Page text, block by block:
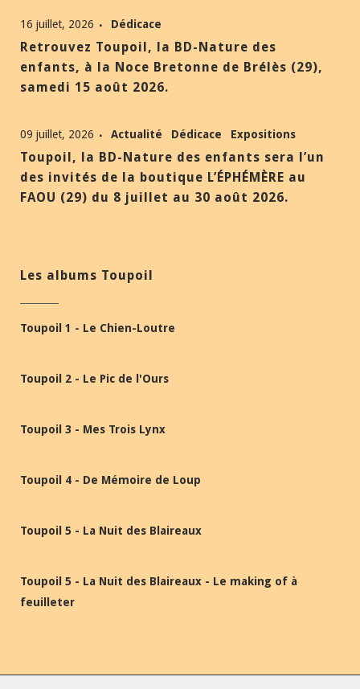
16 juillet, 2026 Dédicace
Retrouvez Toupoil, la BD-Nature des
enfants, à la Noce Bretonne de Brélès (29),
samedi 15 août 2026.
09 juillet, 2026 Actualité Dédicace Expositions
Toupoil, la BD-Nature des enfants sera l’un
des invités de la boutique L’ÉPHÉMÈRE au
FAOU (29) du 8 juillet au 30 août 2026.
Les albums Toupoil
Toupoil 1 - Le Chien-Loutre
Toupoil 2 - Le Pic de l'Ours
Toupoil 3 - Mes Trois Lynx
Toupoil 4 - De Mémoire de Loup
Toupoil 5 - La Nuit des Blaireaux
Toupoil 5 - La Nuit des Blaireaux - Le making of à
feuilleter